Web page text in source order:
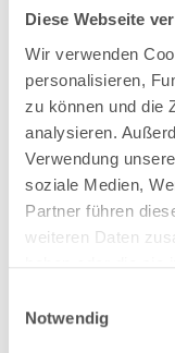
Diese Webseite
Wir verwenden
personalisieren,
zu können und die
analysieren.
Verwendung
soziale Medien,
Partner führen
weiteren Daten
Notwendig
starker Aluminium-Wand
0,9 mm starker
Einhängebiese+Kombi-
Aluminiumsowie
Vergleichen